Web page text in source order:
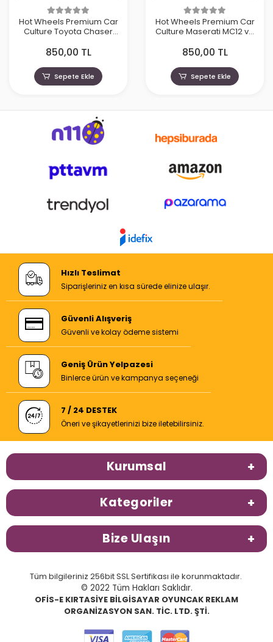
Hot Wheels Premium Car
Culture Toyota Chaser
Supra
850,00 TL
Sepete Ekle
Hot Wheels Premium Car
Culture Maserati MC12 ve
850,00 TL
Sepete Ekle
Hızlı Teslimat
Siparişleriniz en kısa sürede elinize ulaşır.
Güvenli Alışveriş
Güvenli ve kolay ödeme sistemi
Geniş Ürün Yelpazesi
Binlerce ürün ve kampanya seçeneği
7 / 24 DESTEK
Öneri ve şikayetlerinizi bize iletebilirsiniz.
Kurumsal
Kategoriler
Bize Ulaşın
Tüm bilgileriniz 256bit SSL Sertifikası ile korunmaktadır.
© 2022 Tüm Hakları Saklıdır.
OFİS-E KIRTASİYE BİLGİSAYAR OYUNCAK REKLAM
ORGANİZASYON SAN. TİC. LTD. ŞTİ.